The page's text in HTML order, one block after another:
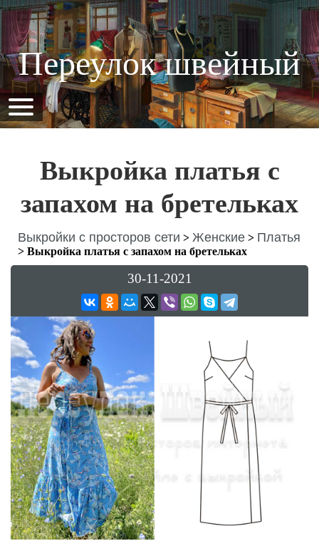
Переулок швейный
Выкройка платья с
запахом на бретельках
Выкройки с просторов сети > Женские > Платья
> Выкройка платья с запахом на бретельках
30-11-2021